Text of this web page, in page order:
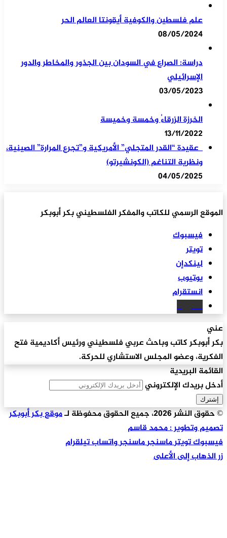
علم فلسطين والكوفية أيقونتا العالم الحر
08/05/2024
دراسة: الصراع في السودان بين الجذور والمخاطر والدور
الإسرائيلي
03/05/2023
الخرزة الزرقاءُ وخمسة وخميسة
13/11/2022
عقيدة “القدر المتجلي” الأمريكية و”تجرع المرارة” الصينية،
ونظرية التناغم (الكونشيرتو)
04/05/2025
الموقع الرسمي للكاتب والمفكر الفلسطيني بكر أبوبكر
فيسبوك
تويتر
لينكدإن
يوتيوب
انستقرام
سكريبد
عني
بكر أبوبكر كاتب وباحث عربي فلسطيني ورئيس أكاديمية فتح
الفكرية، وعضو المجلس الاستشاري للحركة.
القائمة البريدية
أدخل بريدك الإلكتروني
© حقوق النشر 2026، جميع الحقوق محفوظة لـ
موقع بكر أبوبكر
تصميم وتطوير : محمد قاسم
فيسبوكتويترماسنجرماسنجرواتسابتيلقرام
زر الذهاب إلى الأعلى